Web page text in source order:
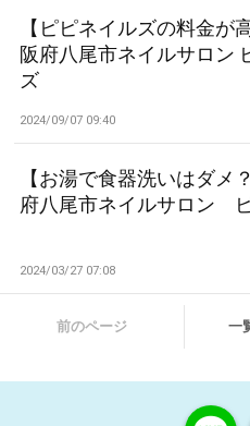
【ピピネイルズの料金が
阪府八尾市ネイルサロン
ズ
2024/09/07 09:40
【お湯で食器洗いはダメ
府八尾市ネイルサロン
2024/03/27 07:08
前のページ 一